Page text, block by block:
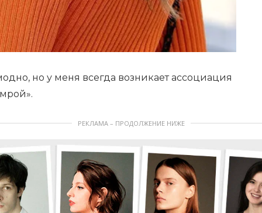
но у меня всегда возникает ассоциация
РЕКЛАМА – ПРОДОЛЖЕНИЕ НИЖЕ